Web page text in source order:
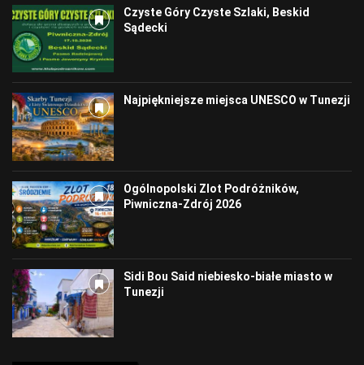
Czyste Góry Czyste Szlaki, Beskid
Sądecki
Najpiękniejsze miejsca UNESCO w Tunezji
Ogólnopolski Zlot Podróżników,
Piwniczna-Zdrój 2026
Sidi Bou Said niebiesko-białe miasto w
Tunezji